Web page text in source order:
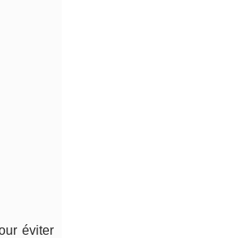
éviter